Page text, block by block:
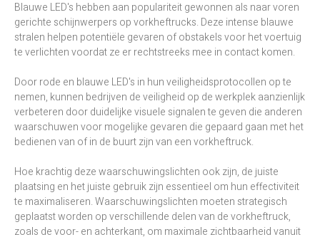
Blauwe LED's hebben aan populariteit gewonnen als naar voren
gerichte schijnwerpers op vorkheftrucks. Deze intense blauwe
stralen helpen potentiële gevaren of obstakels voor het voertuig
te verlichten voordat ze er rechtstreeks mee in contact komen.
Door rode en blauwe LED's in hun veiligheidsprotocollen op te
nemen, kunnen bedrijven de veiligheid op de werkplek aanzienlijk
verbeteren door duidelijke visuele signalen te geven die anderen
waarschuwen voor mogelijke gevaren die gepaard gaan met het
bedienen van of in de buurt zijn van een vorkheftruck.
Hoe krachtig deze waarschuwingslichten ook zijn, de juiste
plaatsing en het juiste gebruik zijn essentieel om hun effectiviteit
te maximaliseren. Waarschuwingslichten moeten strategisch
geplaatst worden op verschillende delen van de vorkheftruck,
zoals de voor- en achterkant, om maximale zichtbaarheid vanuit